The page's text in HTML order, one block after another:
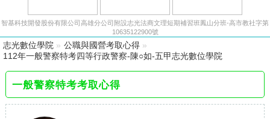
智基科技開發股份有限公司高雄分公司附設志光法商文理短期補習班鳳山分班-高市教社字第
10635122900號
志光數位學院 » 公職與國營考取心得 »
112年一般警察特考四等行政警察-陳○如-五甲志光數位學院
一般警察特考考取心得